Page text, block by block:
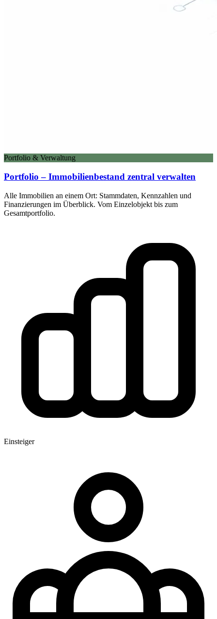
Portfolio & Verwaltung
Portfolio – Immobilienbestand zentral verwalten
Alle Immobilien an einem Ort: Stammdaten, Kennzahlen und
Finanzierungen im Überblick. Vom Einzelobjekt bis zum
Gesamtportfolio.
Einsteiger